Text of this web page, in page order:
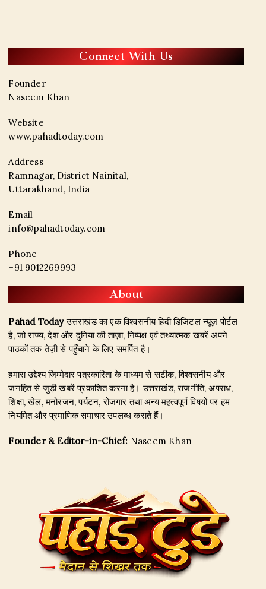
Connect With Us
Founder
Naseem Khan
Website
www.pahadtoday.com
Address
Ramnagar, District Nainital,
Uttarakhand, India
Email
info@pahadtoday.com
Phone
+91 9012269993
About
Pahad Todayउत्तराखंड का एक विश्वसनीय हिंदी डिजिटल न्यूज़ पोर्टल
है, जो राज्य, देश और दुनिया की ताज़ा, निष्पक्ष एवं तथ्यात्मक खबरें अपने
पाठकों तक तेज़ी से पहुँचाने के लिए समर्पित है।
हमारा उद्देश्य जिम्मेदार पत्रकारिता के माध्यम से सटीक, विश्वसनीय और
जनहित से जुड़ी खबरें प्रकाशित करना है। उत्तराखंड, राजनीति, अपराध,
शिक्षा, खेल, मनोरंजन, पर्यटन, रोजगार तथा अन्य महत्वपूर्ण विषयों पर हम
नियमित और प्रमाणिक समाचार उपलब्ध कराते हैं।
Founder & Editor-in-Chief: Naseem Khan